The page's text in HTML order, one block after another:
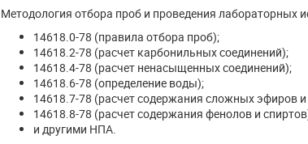
Методология отбора проб и проведения лабораторных
14618.0-78 (правила отбора проб);
14618.2-78 (расчет карбонильных соединений);
14618.4-78 (расчет ненасыщенных соединений);
14618.6-78 (определение воды);
14618.7-78 (расчет содержания сложных эфиров и
14618.8-78 (расчет содержания фенолов и
и другими НПА.